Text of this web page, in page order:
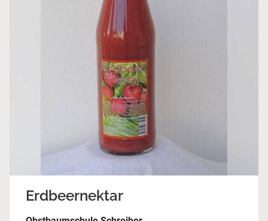
Erdbeernektar